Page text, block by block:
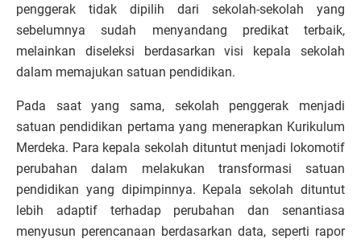
penggerak tidak dipilih dari sekolah-sekolah yang
sebelumnya sudah menyandang predikat terbaik,
melainkan diseleksi berdasarkan visi kepala sekolah
dalam memajukan satuan pendidikan.
Pada saat yang sama, sekolah penggerak menjadi
satuan pendidikan pertama yang menerapkan Kurikulum
Merdeka. Para kepala sekolah dituntut menjadi lokomotif
perubahan dalam melakukan transformasi satuan
pendidikan yang dipimpinnya. Kepala sekolah dituntut
lebih adaptif terhadap perubahan dan senantiasa
menyusun perencanaan berdasarkan data, seperti rapor